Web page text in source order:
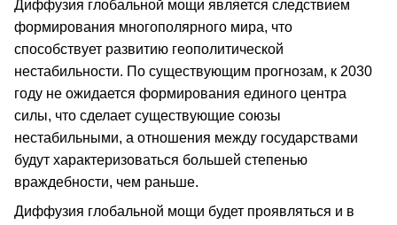
Диффузия глобальной мощи является следствием
формирования многополярного мира, что
способствует развитию геополитической
нестабильности. По существующим прогнозам, к 2030
году не ожидается формирования единого центра
силы, что сделает существующие союзы
нестабильными, а отношения между государствами
будут характеризоваться большей степенью
враждебности, чем раньше.
Диффузия глобальной мощи будет проявляться и в